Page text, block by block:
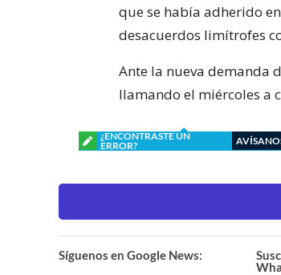
que se había adherido
desacuerdos limítrofes
Ante la nueva demanda
llamando el miércoles a
¿ENCONTRASTE UN
ERROR?
Síguenos en Google News: